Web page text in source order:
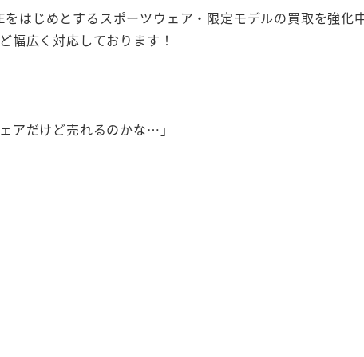
はじめとするスポーツウェア・限定モデルの買取を強化
幅広く対応しております！
アだけど売れるのかな…」